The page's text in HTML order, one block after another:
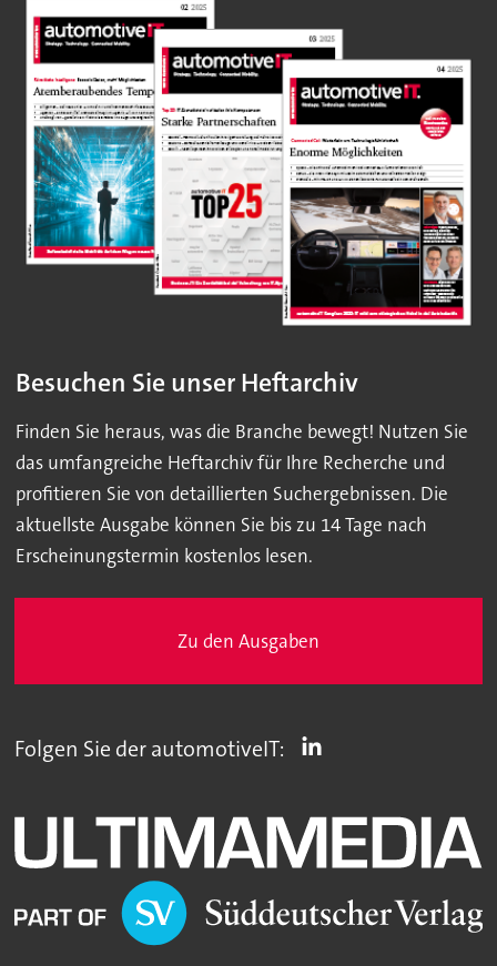
Besuchen Sie unser Heftarchiv
Finden Sie heraus, was die Branche bewegt! Nutzen Sie
das umfangreiche Heftarchiv für Ihre Recherche und
profitieren Sie von detaillierten Suchergebnissen. Die
aktuellste Ausgabe können Sie bis zu 14 Tage nach
Erscheinungstermin kostenlos lesen.
Zu den Ausgaben
Folgen Sie der automotiveIT: